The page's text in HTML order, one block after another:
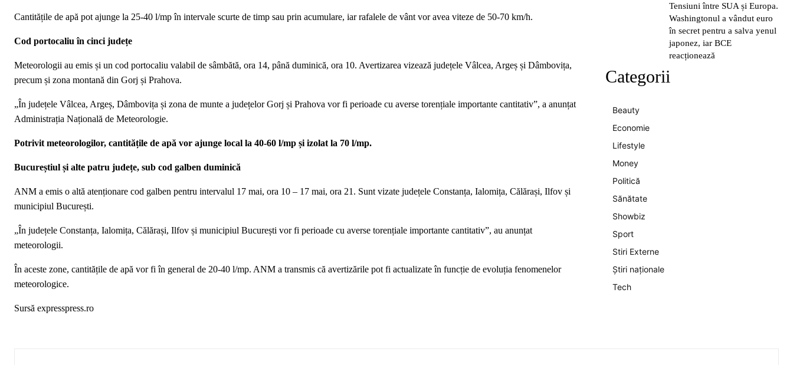
Cantitățile de apă pot ajunge la 25-40 l/mp în intervale scurte de timp sau prin acumulare, iar rafalele de vânt vor avea viteze de 50-70 km/h.
Cod portocaliu în cinci județe
Meteorologii au emis și un cod portocaliu valabil de sâmbătă, ora 14, până duminică, ora 10. Avertizarea vizează județele Vâlcea, Argeș și Dâmbovița,
precum și zona montană din Gorj și Prahova.
„În județele Vâlcea, Argeș, Dâmbovița și zona de munte a județelor Gorj și Prahova vor fi perioade cu averse torențiale importante cantitativ”, a anunțat
Administrația Națională de Meteorologie.
Potrivit meteorologilor, cantitățile de apă vor ajunge local la 40-60 l/mp și izolat la 70 l/mp.
Bucureștiul și alte patru județe, sub cod galben duminică
ANM a emis o altă atenționare cod galben pentru intervalul 17 mai, ora 10 – 17 mai, ora 21. Sunt vizate județele Constanța, Ialomița, Călărași, Ilfov și
municipiul București.
„În județele Constanța, Ialomița, Călărași, Ilfov și municipiul București vor fi perioade cu averse torențiale importante cantitativ”, au anunțat
meteorologii.
În aceste zone, cantitățile de apă vor fi în general de 20-40 l/mp. ANM a transmis că avertizările pot fi actualizate în funcție de evoluția fenomenelor
meteorologice.
Sursă expresspress.ro
Tensiuni între SUA și Europa.
Washingtonul a vândut euro
în secret pentru a salva yenul
japonez, iar BCE
reacționează
Categorii
Beauty
Economie
Lifestyle
Money
Politică
Sănătate
Showbiz
Sport
Stiri Externe
Știri naționale
Tech